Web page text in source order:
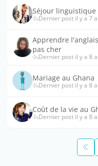
Séjour linguistique
Dernier post il y a 7
Apprendre
pas cher
Dernier post il y a 8
Mariage au Ghana
Dernier post il y a 8
Coût de la vie au
Dernier post il y a 8